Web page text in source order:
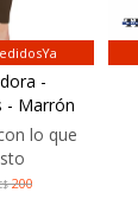
-
- Marrón
lo que
$200